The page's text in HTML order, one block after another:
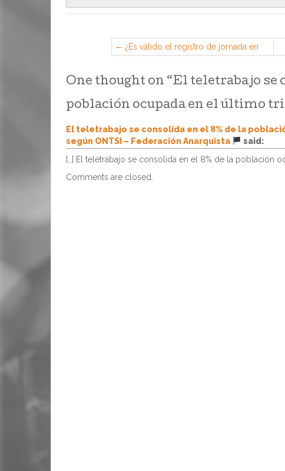
¿Es válido el registro de jornada en
papel?
One thought on “El teletrabajo se
población ocupada en el último
El teletrabajo se consolida en el 8% de la
según ONTSI – Federación Anarquista
said:
[…] El teletrabajo se consolida en el 8% de la población
Comments are closed.